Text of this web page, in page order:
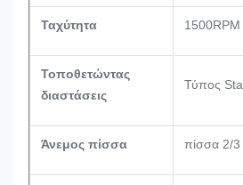
Ταχύτητα 1500RPM
Τοποθετώντας
διαστάσεις
Τύπος
Άνεμος πίσσα πίσσα 2/3